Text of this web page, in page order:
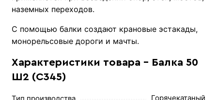
наземных переходов.
С помощью балки создают крановые эстакады,
монорельсовые дороги и мачты.
Характеристики товара - Балка 50
Ш2 (С345)
Горячекатаный